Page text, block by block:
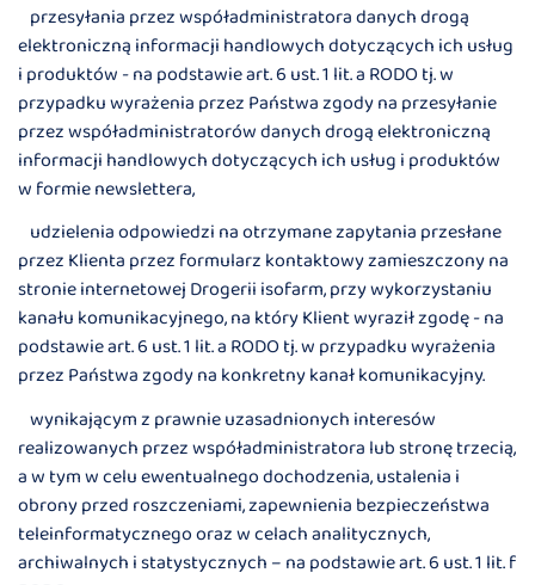
przesyłania przez współadministratora danych drogą
elektroniczną informacji handlowych dotyczących ich usług
i produktów - na podstawie art. 6 ust. 1 lit. a RODO tj. w
przypadku wyrażenia przez Państwa zgody na przesyłanie
przez współadministratorów danych drogą elektroniczną
informacji handlowych dotyczących ich usług i produktów
w formie newslettera,
udzielenia odpowiedzi na otrzymane zapytania przesłane
przez Klienta przez formularz kontaktowy zamieszczony na
stronie internetowej Drogerii isofarm, przy wykorzystaniu
kanału komunikacyjnego, na który Klient wyraził zgodę - na
podstawie art. 6 ust. 1 lit. a RODO tj. w przypadku wyrażenia
przez Państwa zgody na konkretny kanał komunikacyjny.
wynikającym z prawnie uzasadnionych interesów
realizowanych przez współadministratora lub stronę trzecią,
a w tym w celu ewentualnego dochodzenia, ustalenia i
obrony przed roszczeniami, zapewnienia bezpieczeństwa
teleinformatycznego oraz w celach analitycznych,
archiwalnych i statystycznych – na podstawie art. 6 ust. 1 lit. f